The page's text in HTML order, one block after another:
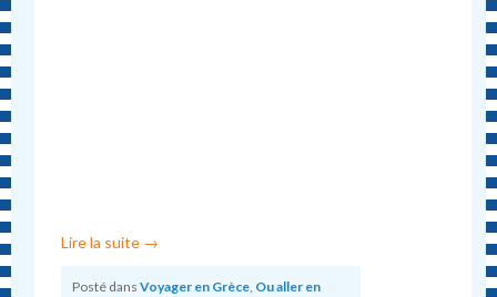
Lire la suite →
Posté dans Voyager en Grèce, Ou aller en